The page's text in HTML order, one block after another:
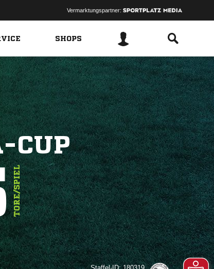
Vermarktungspartner:
SHOPS
CUP
TORE/SPIEL